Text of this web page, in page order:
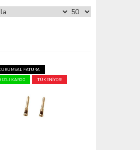
FATURA
KARGO
TÜKENİYOR!